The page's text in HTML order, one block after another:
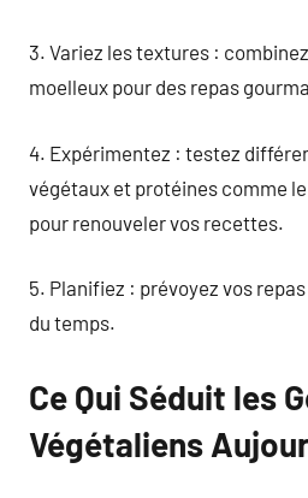
3. Variez les textures :
moelleux pour des repas
4. Expérimentez : testez
végétaux et protéines comme
pour renouveler vos recettes.
5. Planifiez : prévoyez vos
du temps.
Ce Qui Séduit les
Végétaliens